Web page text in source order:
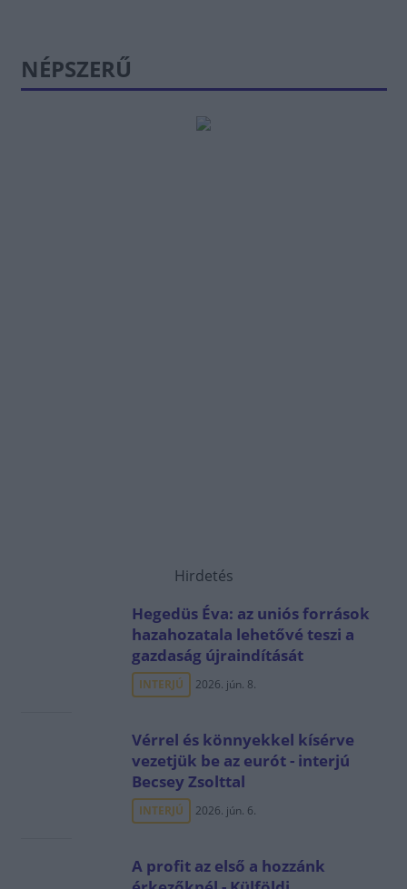
NÉPSZERŰ
Hirdetés
Hegedüs Éva: az uniós források
hazahozatala lehetővé teszi a
gazdaság újraindítását
INTERJÚ 2026. jún. 8.
Vérrel és könnyekkel kísérve
vezetjük be az eurót - interjú
Becsey Zsolttal
INTERJÚ 2026. jún. 6.
A profit az első a hozzánk